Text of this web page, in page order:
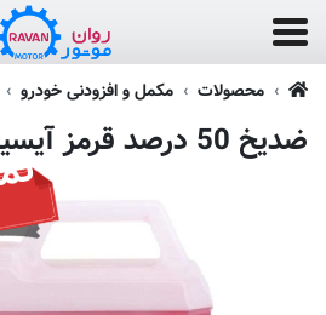
محصولات مکمل و افزودنی خودرو
ضدیخ 50 درصد قرمز آیسین 4 لیتری